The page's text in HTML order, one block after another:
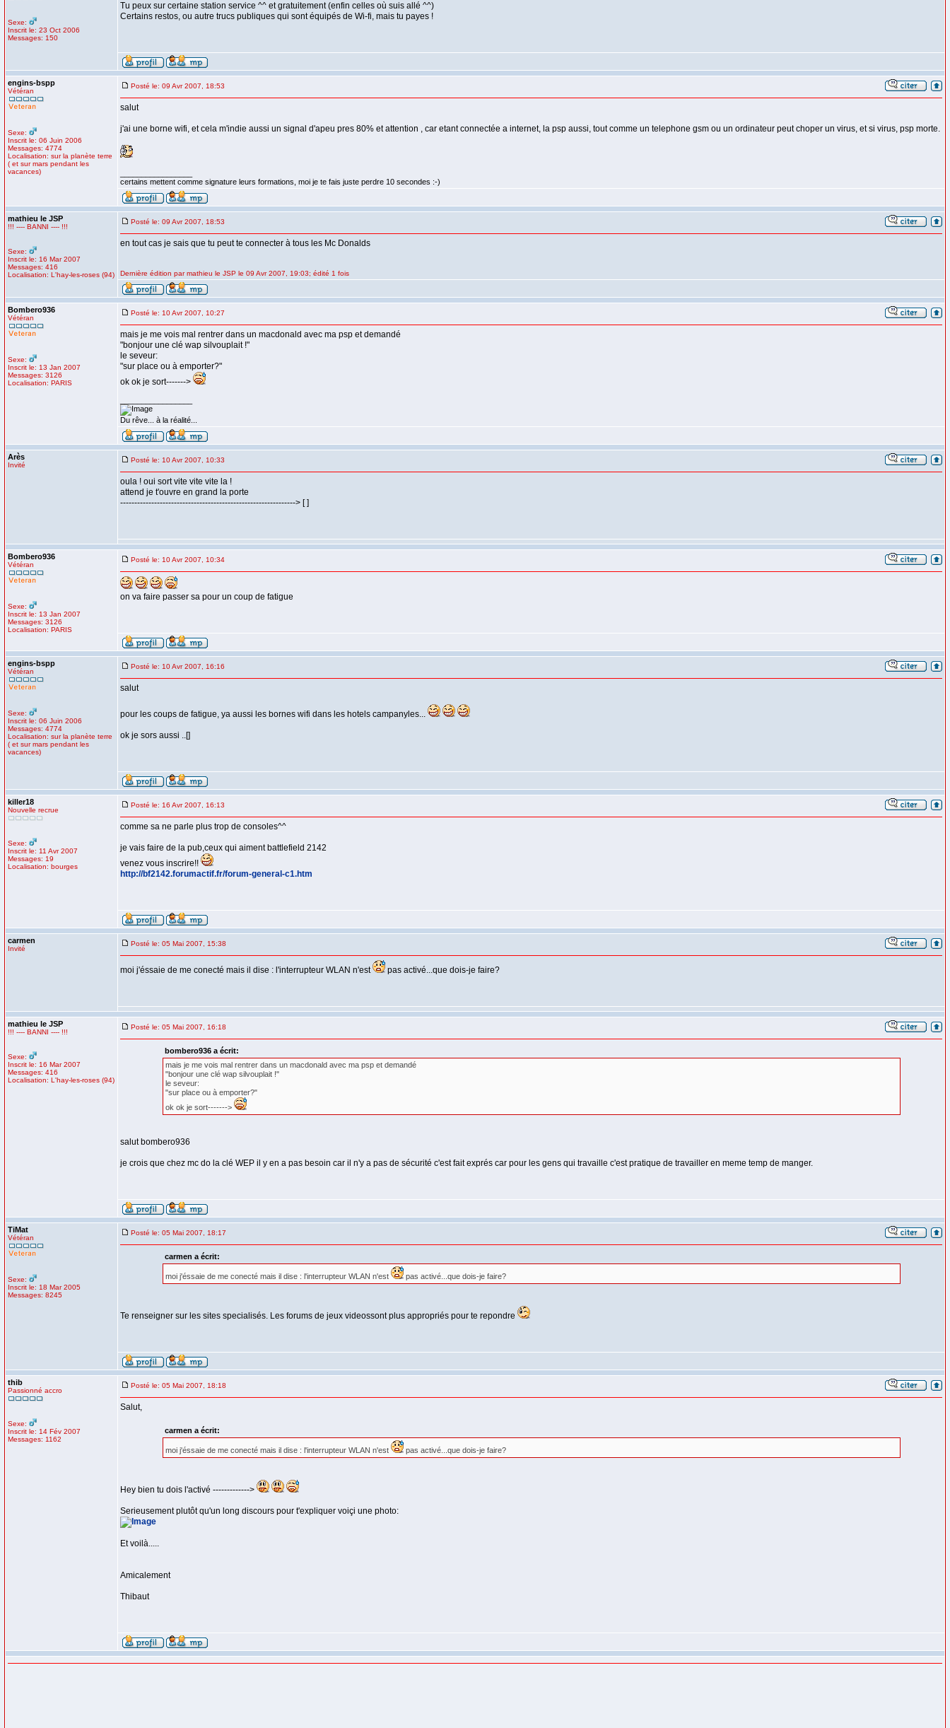
Sexe:
Inscrit le: 23 Oct 2006
Messages: 150
Tu peux sur certaine station service ^^ et gratuitement (enfin celles où suis allé ^^)
Certains restos, ou autre trucs publiques qui sont équipés de Wi-fi, mais tu payes !
engins-bspp
Vétéran
Sexe:
Inscrit le: 06 Juin 2006
Messages: 4774
Localisation: sur la planète terre
( et sur mars pendant les
vacances)
Posté le: 09 Avr 2007, 18:53
salut
j'ai une borne wifi, et cela m'indie aussi un signal d'apeu pres 80% et attention , car etant connectée a internet, la psp aussi, tout comme un telephone gsm ou un ordinateur peut choper un virus, et si virus, psp morte.
certains mettent comme signature leurs formations, moi je te fais juste perdre 10 secondes :-)
mathieu le JSP
!!! ---- BANNI ---- !!!
Sexe:
Inscrit le: 16 Mar 2007
Messages: 416
Localisation: L'hay-les-roses (94)
Posté le: 09 Avr 2007, 18:53
en tout cas je sais que tu peut te connecter à tous les Mc Donalds
Dernière édition par mathieu le JSP le 09 Avr 2007, 19:03; édité 1 fois
Bombero936
Vétéran
Sexe:
Inscrit le: 13 Jan 2007
Messages: 3126
Localisation: PARIS
Posté le: 10 Avr 2007, 10:27
mais je me vois mal rentrer dans un macdonald avec ma psp et demandé
"bonjour une clé wap silvouplait !"
le seveur:
"sur place ou à emporter?"
ok ok je sort------->
Du rêve... à la réalité...
Arès
Invité
Posté le: 10 Avr 2007, 10:33
oula ! oui sort vite vite vite la !
attend je t'ouvre en grand la porte
--------------------------------------------------------------> [ ]
Bombero936
Vétéran
Sexe:
Inscrit le: 13 Jan 2007
Messages: 3126
Localisation: PARIS
Posté le: 10 Avr 2007, 10:34
on va faire passer sa pour un coup de fatigue
engins-bspp
Vétéran
Sexe:
Inscrit le: 06 Juin 2006
Messages: 4774
Localisation: sur la planète terre
( et sur mars pendant les
vacances)
Posté le: 10 Avr 2007, 16:16
salut
pour les coups de fatigue, ya aussi les bornes wifi dans les hotels campanyles...
ok je sors aussi ..[]
killer18
Nouvelle recrue
Sexe:
Inscrit le: 11 Avr 2007
Messages: 19
Localisation: bourges
Posté le: 16 Avr 2007, 16:13
comme sa ne parle plus trop de consoles^^
je vais faire de la pub,ceux qui aiment battlefield 2142
venez vous inscrire!!
http://bf2142.forumactif.fr/forum-general-c1.htm
carmen
Invité
Posté le: 05 Mai 2007, 15:38
moi j'éssaie de me conecté mais il dise : l'interrupteur WLAN n'est pas activé...que dois-je faire?
mathieu le JSP
!!! ---- BANNI ---- !!!
Sexe:
Inscrit le: 16 Mar 2007
Messages: 416
Localisation: L'hay-les-roses (94)
Posté le: 05 Mai 2007, 16:18
bombero936 a écrit:
mais je me vois mal rentrer dans un macdonald avec ma psp et demandé
"bonjour une clé wap silvouplait !"
le seveur:
"sur place ou à emporter?"
ok ok je sort------->
salut bombero936
je crois que chez mc do la clé WEP il y en a pas besoin car il n'y a pas de sécurité c'est fait exprés car pour les gens qui travaille c'est pratique de travailler en meme temp de manger.
TiMat
Vétéran
Sexe:
Inscrit le: 18 Mar 2005
Messages: 8245
Posté le: 05 Mai 2007, 18:17
carmen a écrit:
moi j'éssaie de me conecté mais il dise : l'interrupteur WLAN n'est pas activé...que dois-je faire?
Te renseigner sur les sites specialisés. Les forums de jeux videossont plus appropriés pour te repondre
thib
Passionné accro
Sexe:
Inscrit le: 14 Fév 2007
Messages: 1162
Posté le: 05 Mai 2007, 18:18
Salut,
carmen a écrit:
moi j'éssaie de me conecté mais il dise : l'interrupteur WLAN n'est pas activé...que dois-je faire?
Hey bien tu dois l'activé ------------->
Serieusement plutôt qu'un long discours pour t'expliquer voiçi une photo:
Et voilà.....
Amicalement
Thibaut